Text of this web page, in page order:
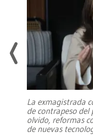
La exmagistrada
de contrapeso del
olvido, reformas
de nuevas